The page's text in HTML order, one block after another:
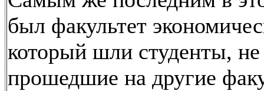
был факультет
который шли студенты, не
прошедшие на другие